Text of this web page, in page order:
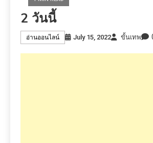
2 วันนี้
อ่านออนไลน์ July 15, 2022 ขั้นเทพ